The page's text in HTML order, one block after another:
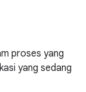
proses yang
yang sedang